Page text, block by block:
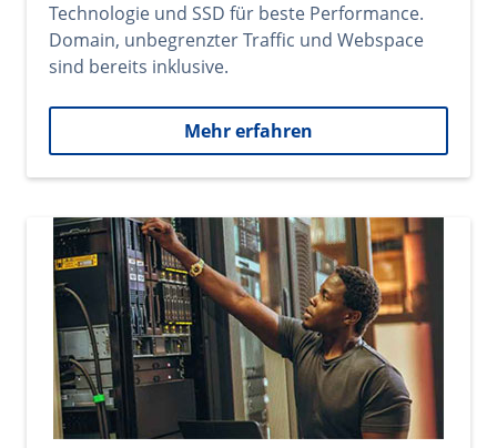
Technologie und SSD für beste Performance.
Domain, unbegrenzter Traffic und Webspace
sind bereits inklusive.
Mehr erfahren